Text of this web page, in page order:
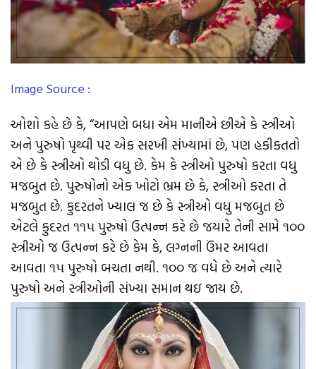
Image Source :
ઓશો કહે છે કે, “આપણે બધા એમ માનીએ છીએ કે સ્ત્રીઓ
અને પુરુષો પૃથ્વી પર એક સરખી સંખ્યામાં છે, પણ હકીકતતો
એ છે કે સ્ત્રીઓ થોડી વધુ છે. કેમ કે સ્ત્રીઓ પુરુષો કરતા વધુ
મજબુત છે. પુરુષોનો એક ખોટો ભ્રમ છે કે, સ્ત્રીઓ કરતા તે
મજબુત છે. કુદરતને ખ્યાલ જ છે કે સ્ત્રીઓ વધુ મજબુત છે
એટલે કુદરત ૧૧૫ પુરુષો ઉત્પન્ન કરે છે જયારે તેની સામે ૧૦૦
સ્ત્રીઓ જ ઉત્પન્ન કરે છે કેમ કે, લગ્નની ઉંમર આવતા
આવતા ૧૫ પુરુષો બચતા નથી. ૧૦૦ જ વધે છે અને ત્યારે
પુરુષો અને સ્ત્રીઓની સંખ્યા સમાન થઇ જાય છે.